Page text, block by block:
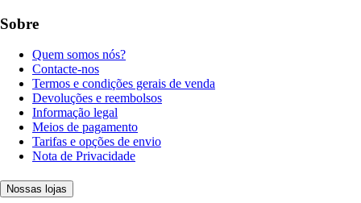
Sobre
Quem somos nós?
Contacte-nos
Termos e condições gerais de venda
Devoluções e reembolsos
Informação legal
Meios de pagamento
Tarifas e opções de envio
Nota de Privacidade
Nossas lojas